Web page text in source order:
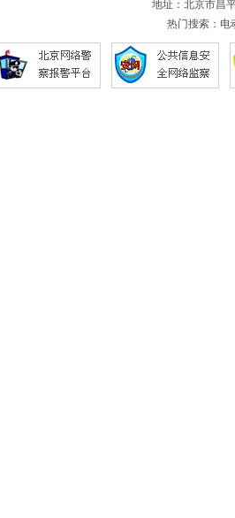
地址：北京市
热门搜索： 电